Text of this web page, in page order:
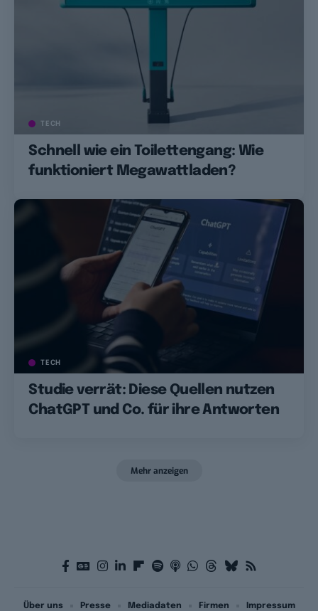
TECH
Schnell wie ein Toilettengang: Wie
funktioniert Megawattladen?
TECH
Studie verrät: Diese Quellen nutzen
ChatGPT und Co. für ihre Antworten
Mehr anzeigen
Über uns Presse Mediadaten Firmen Impressum